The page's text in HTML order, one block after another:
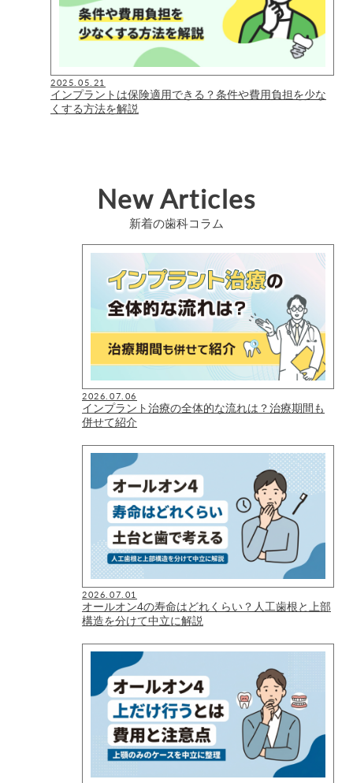
2025.05.21
インプラントは保険適用できる？条件や費用負担を少な
くする方法を解説
New Articles
新着の歯科コラム
2026.07.06
インプラント治療の全体的な流れは？治療期間も
併せて紹介
2026.07.01
オールオン4の寿命はどれくらい？人工歯根と上部
構造を分けて中立に解説